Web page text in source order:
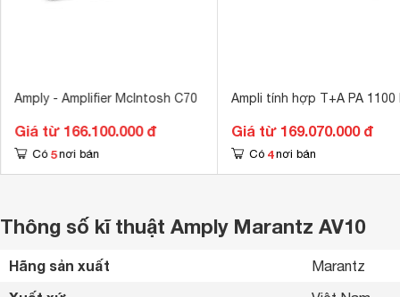
Amply - Amplifier McIntosh C70
Giá từ 166.100.000 đ
Có 5 nơi bán
Ampli tính hợp T+A PA 1100
Giá từ 169.070.000 đ
Có 4 nơi bán
Thông số kĩ thuật Amply Marantz AV10
Hãng sản xuất Marantz